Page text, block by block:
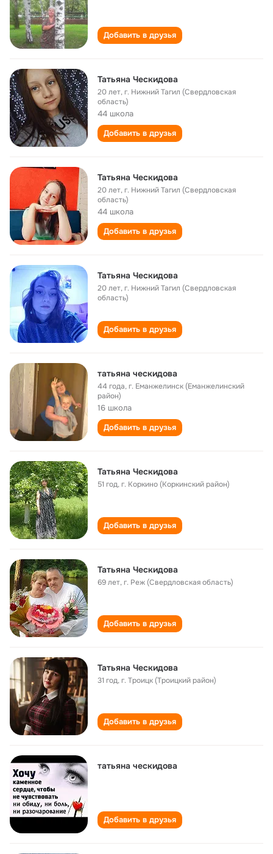
Добавить в друзья
Татьяна Ческидова
20 лет,г. Нижний Тагил (Свердловская
область)
44 школа
Добавить в друзья
Татьяна Ческидова
20 лет,г. Нижний Тагил (Свердловская
область)
44 школа
Добавить в друзья
Татьяна Ческидова
20 лет,г. Нижний Тагил (Свердловская
область)
Добавить в друзья
татьяна ческидова
44 года,г. Еманжелинск (Еманжелинский
район)
16 школа
Добавить в друзья
Татьяна Ческидова
51 год,г. Коркино (Коркинский район)
Добавить в друзья
Татьяна Ческидова
69 лет,г. Реж (Свердловская область)
Добавить в друзья
Татьяна Ческидова
31 год,г. Троицк (Троицкий район)
Добавить в друзья
татьяна ческидова
Добавить в друзья